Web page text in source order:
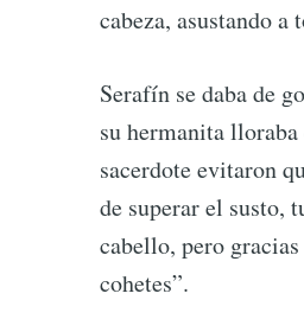
cabeza, asustando a
Serafín se daba de
su hermanita
sacerdote evitaron
de superar el susto,
cabello, pero
cohetes”.
Stay up to